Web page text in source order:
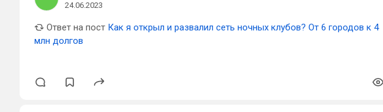
24.06.2023
Ответ на пост Как я открыл и развалил сеть ночных клубов? От 6 городов к 4
млн долгов